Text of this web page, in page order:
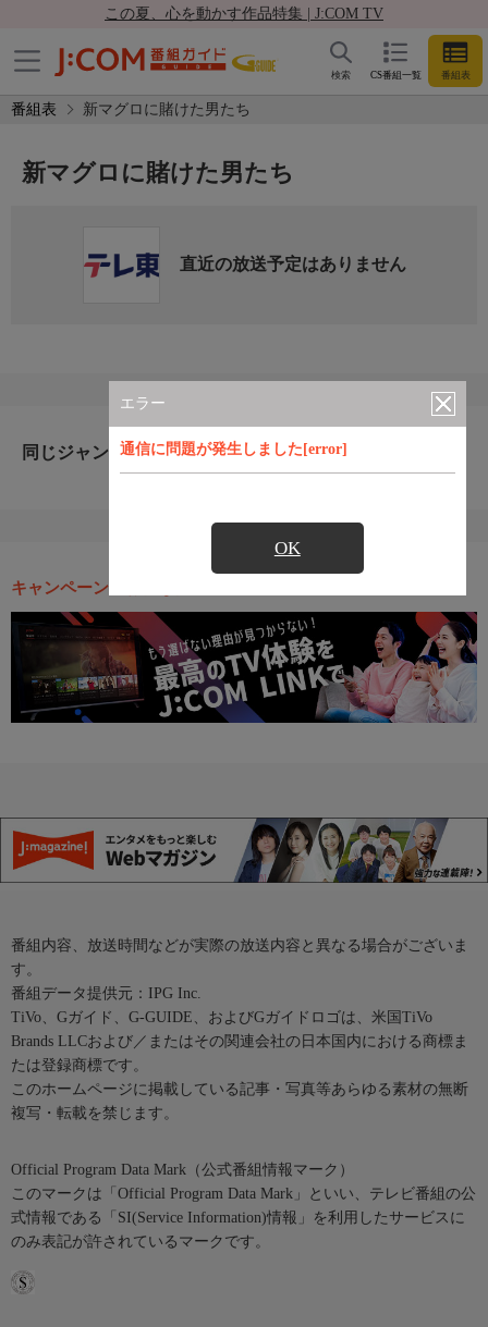
この夏、心を動かす作品特集 | J:COM TV
CS番組一覧 番組表
検索
番組表 新マグロに賭けた男たち
エラー
通信に問題が発生しました[error]
OK
新マグロに賭けた男たち
直近の放送予定はありません
同じジャンルのおすすめ番組
キャンペーン・お得な情報
番組内容、放送時間などが実際の放送内容と異なる場合がございま
す。
番組データ提供元：IPG Inc.
TiVo、Gガイド、G-GUIDE、およびGガイドロゴは、米国TiVo
Brands LLCおよび／またはその関連会社の日本国内における商標ま
たは登録商標です。
このホームページに掲載している記事・写真等あらゆる素材の無断
複写・転載を禁じます。
Official Program Data Mark（公式番組情報マーク）
このマークは「Official Program Data Mark」といい、テレビ番組の公
式情報である「SI(Service Information)情報」を利用したサービスに
のみ表記が許されているマークです。